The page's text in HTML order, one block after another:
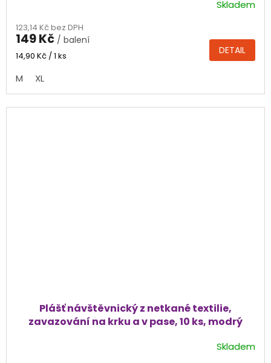
produktu
je
4,5
5
hvězdiček.
Skladem
123,14 Kč bez DPH
149 Kč / balení
Měrná
14,90 Kč / 1 ks DETAIL
M XL
Plášť návštěvnický z netkané textilie,
zavazování na krku a v pase, 10 ks, modrý
Skladem